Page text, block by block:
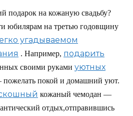
подарок на кожаную свадьбу?
юбилярам на третью годовщину
угадываемом
. Например, подарить
своими руками уютных
покой и домашний уют.
кожаный чемодан —
отдых,отправившись